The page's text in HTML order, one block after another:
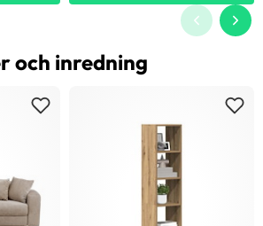
och inredning